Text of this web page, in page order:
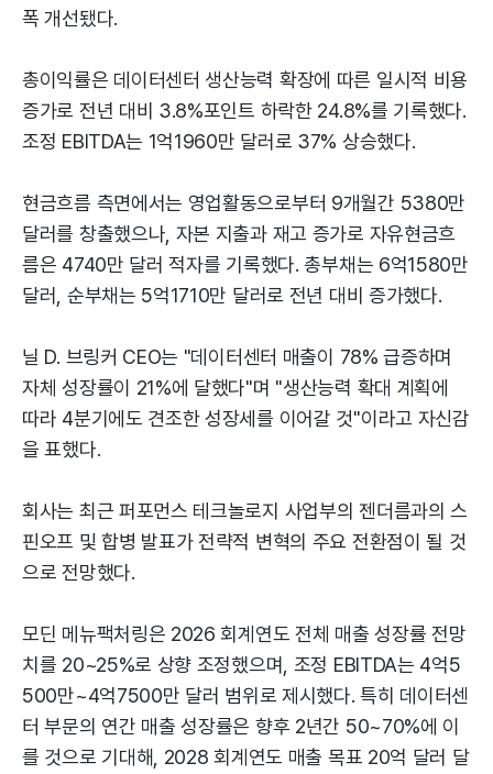
폭 개선됐다.
총이익률은 데이터센터 생산능력 확장에 따른 일시적 비용
증가로 전년 대비 3.8%포인트 하락한 24.8%를 기록했다.
조정 EBITDA는 1억1960만 달러로 37% 상승했다.
현금흐름 측면에서는 영업활동으로부터 9개월간 5380만
달러를 창출했으나, 자본 지출과 재고 증가로 자유현금흐
름은 4740만 달러 적자를 기록했다. 총부채는 6억1580만
달러, 순부채는 5억1710만 달러로 전년 대비 증가했다.
닐 D. 브링커 CEO는 "데이터센터 매출이 78% 급증하며
자체 성장률이 21%에 달했다"며 "생산능력 확대 계획에
따라 4분기에도 견조한 성장세를 이어갈 것"이라고 자신감
을 표했다.
회사는 최근 퍼포먼스 테크놀로지 사업부의 젠더름과의 스
핀오프 및 합병 발표가 전략적 변혁의 주요 전환점이 될 것
으로 전망했다.
모딘 메뉴팩처링은 2026 회계연도 전체 매출 성장률 전망
치를 20~25%로 상향 조정했으며, 조정 EBITDA는 4억5
500만~4억7500만 달러 범위로 제시했다. 특히 데이터센
터 부문의 연간 매출 성장률은 향후 2년간 50~70%에 이
를 것으로 기대해, 2028 회계연도 매출 목표 20억 달러 달